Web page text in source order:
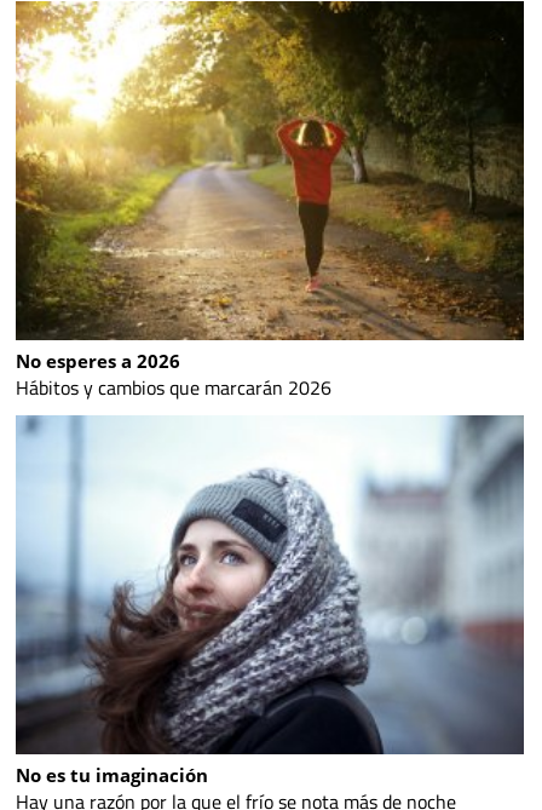
No esperes a 2026
Hábitos y cambios que marcarán 2026
No es tu imaginación
Hay una razón por la que el frío se nota más de noche